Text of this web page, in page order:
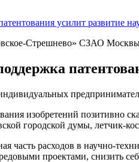
усилит развитие
Стрешнево» СЗАО
изобретений позитивно
городской думы, летчик-
часть расходов в научно-
проектами, снизить